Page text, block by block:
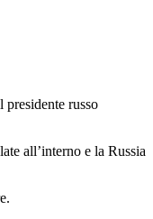
russo
all’interno e la Russia